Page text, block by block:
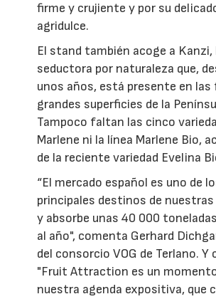
firme y crujiente y por su
agridulce.
El stand también acoge a Kanzi,
seductora por naturaleza que,
unos años, está presente en
grandes superficies de la
Tampoco faltan las cinco
Marlene ni la línea Marlene Bio,
de la reciente variedad Evelina
“El mercado español es uno de
principales destinos de
y absorbe unas 40 000
al año", comenta Gerhard
del consorcio VOG de Terlano. Y
"Fruit Attraction es un
nuestra agenda expositiva, que